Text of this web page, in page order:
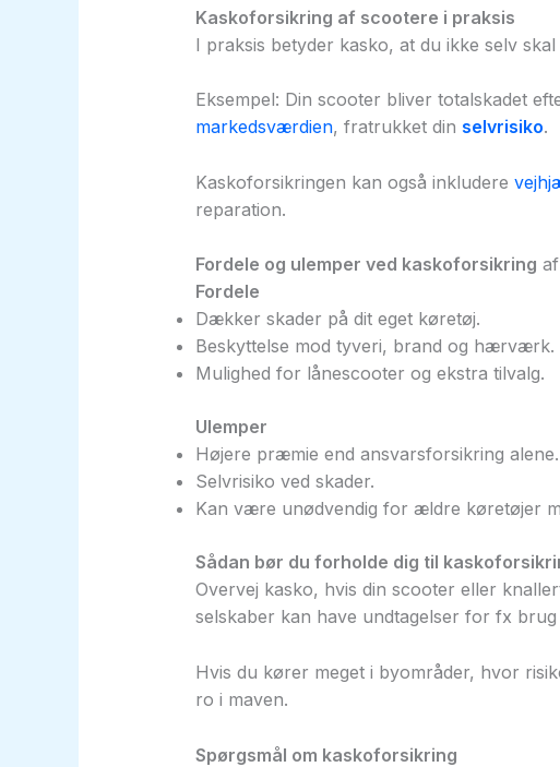
Kaskoforsikring af scootere i praksis
I praksis betyder kasko, at du ikke selv
Eksempel: Din scooter bliver totalskadet
markedsværdien, fratrukket din selvrisiko.
Kaskoforsikringen kan også inkludere
reparation.
Fordele og ulemper ved kaskoforsikring
Fordele
Dækker skader på dit eget køretøj.
Beskyttelse mod tyveri, brand og hærværk.
Mulighed for lånescooter og ekstra tilvalg.
Ulemper
Højere præmie end ansvarsforsikring alene.
Selvrisiko ved skader.
Kan være unødvendig for ældre køretøjer
Sådan bør du forholde dig til
Overvej kasko, hvis din scooter eller
selskaber kan have undtagelser for fx
Hvis du kører meget i byområder, hvor
ro i maven.
Spørgsmål om kaskoforsikring